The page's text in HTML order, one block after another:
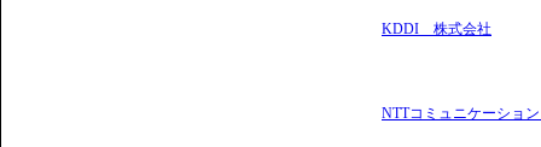
KDDI 株式会社
NTTコミュニケーショ